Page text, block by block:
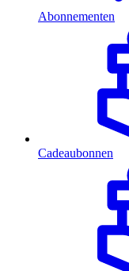
Abonnementen
Cadeaubonnen